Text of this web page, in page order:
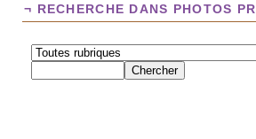
¬ RECHERCHE DANS PHOTOS